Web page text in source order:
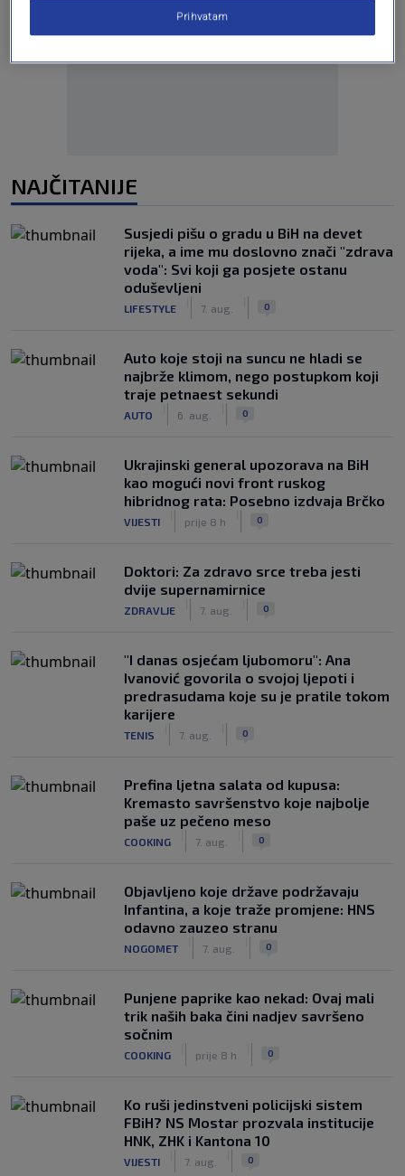
Oglas
NAJČITANIJE
Susjedi pišu o gradu u BiH na devet
rijeka, a ime mu doslovno znači "zdrava
voda": Svi koji ga posjete ostanu
oduševljeni
LIFESTYLE 7. aug. 0
Auto koje stoji na suncu ne hladi se
najbrže klimom, nego postupkom koji
traje petnaest sekundi
AUTO 6. aug. 0
Ukrajinski general upozorava na BiH
kao mogući novi front ruskog
hibridnog rata: Posebno izdvaja Brčko
VIJESTI prije 8 h 0
Doktori: Za zdravo srce treba jesti
dvije supernamirnice
ZDRAVLJE 7. aug. 0
"I danas osjećam ljubomoru": Ana
Ivanović govorila o svojoj ljepoti i
predrasudama koje su je pratile tokom
karijere
TENIS 7. aug. 0
Prefina ljetna salata od kupusa:
Kremasto savršenstvo koje najbolje
paše uz pečeno meso
COOKING 7. aug. 0
Objavljeno koje države podržavaju
Infantina, a koje traže promjene: HNS
odavno zauzeo stranu
NOGOMET 7. aug. 0
Punjene paprike kao nekad: Ovaj mali
trik naših baka čini nadjev savršeno
sočnim
COOKING prije 8 h 0
Ko ruši jedinstveni policijski sistem
FBiH? NS Mostar prozvala institucije
HNK, ZHK i Kantona 10
VIJESTI 7. aug. 0
Prihvatam